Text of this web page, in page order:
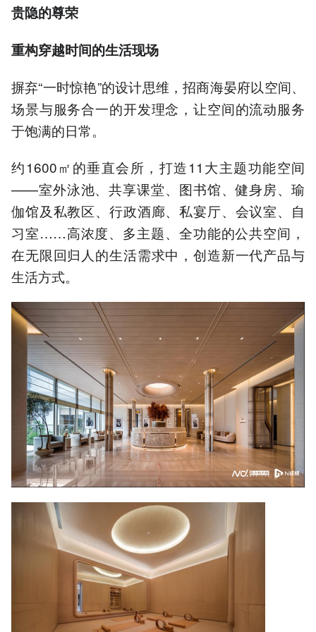
贵隐的尊荣
重构穿越时间的生活现场
摒弃“一时惊艳”的设计思维，招商海晏府以空间、
场景与服务合一的开发理念，让空间的流动服务
于饱满的日常。
约1600㎡的垂直会所，打造11大主题功能空间
——室外泳池、共享课堂、图书馆、健身房、瑜
伽馆及私教区、行政酒廊、私宴厅、会议室、自
习室……高浓度、多主题、全功能的公共空间，
在无限回归人的生活需求中，创造新一代产品与
生活方式。